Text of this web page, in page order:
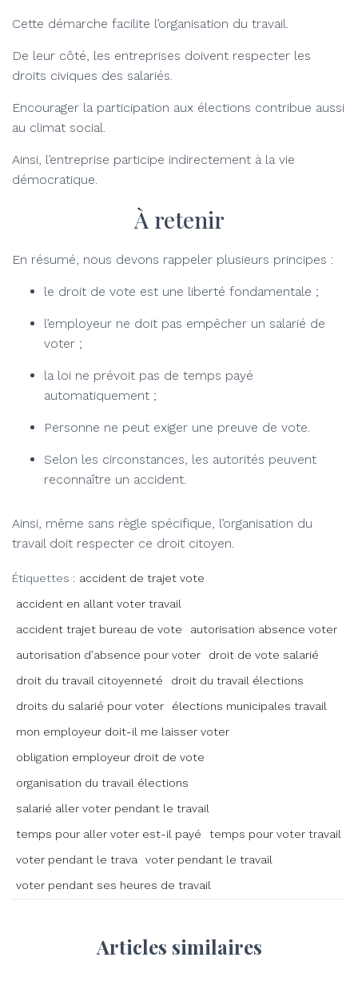
Cette démarche facilite l’organisation du travail.
De leur côté, les entreprises doivent respecter les
droits civiques des salariés.
Encourager la participation aux élections contribue aussi
au climat social.
Ainsi, l’entreprise participe indirectement à la vie
démocratique.
À retenir
En résumé, nous devons rappeler plusieurs principes :
le droit de vote est une liberté fondamentale ;
l’employeur ne doit pas empêcher un salarié de
voter ;
la loi ne prévoit pas de temps payé
automatiquement ;
Personne ne peut exiger une preuve de vote.
Selon les circonstances, les autorités peuvent
reconnaître un accident.
Ainsi, même sans règle spécifique, l’organisation du
travail doit respecter ce droit citoyen.
Étiquettes : accident de trajet vote
accident en allant voter travail
accident trajet bureau de vote
autorisation absence voter
autorisation d’absence pour voter
droit de vote salarié
droit du travail citoyenneté
droit du travail élections
droits du salarié pour voter
élections municipales travail
mon employeur doit-il me laisser voter
obligation employeur droit de vote
organisation du travail élections
salarié aller voter pendant le travail
temps pour aller voter est-il payé
temps pour voter travail
voter pendant le trava
voter pendant le travail
voter pendant ses heures de travail
Articles similaires